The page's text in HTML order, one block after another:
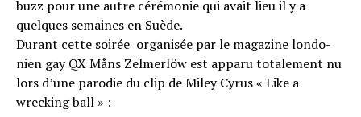
buzz pour une autre cérémonie qui avait lieu il y a
quelques semaines en Suède.
Durant cette soirée organisée par le maga­zine londo­
nien gay QX Måns Zelmerlöw est apparu totalement nu
lors d’une parodie du clip de Miley Cyrus « Like a
wrecking ball » :